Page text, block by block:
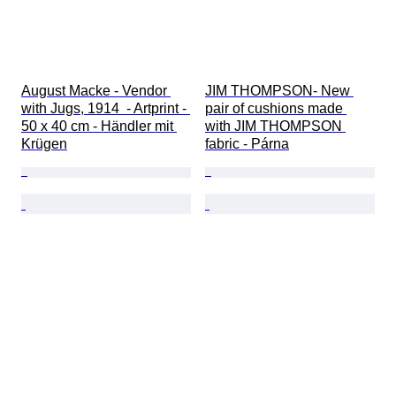
August Macke - Vendor
with Jugs, 1914  - Artprint -
50 x 40 cm - Händler mit
Krügen
JIM THOMPSON- New
pair of cushions made
with JIM THOMPSON
fabric - Párna